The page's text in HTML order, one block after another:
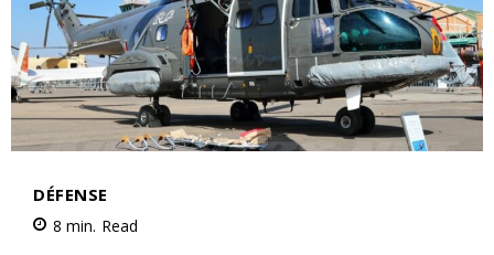
Related